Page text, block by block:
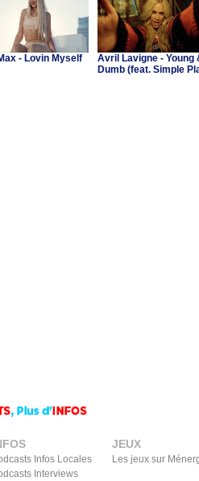
- Lovin Myself
Avril Lavigne - Young
Dumb (feat. Simple
Infos Locales
Interviews
JEUX
Les jeux sur